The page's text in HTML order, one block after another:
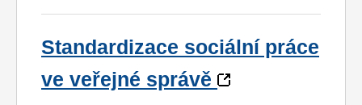
Standardizace sociální práce
ve veřejné správě